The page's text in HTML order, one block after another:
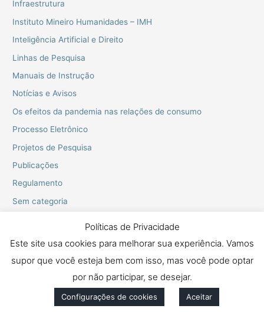
Infraestrutura
Instituto Mineiro Humanidades – IMH
Inteligência Artificial e Direito
Linhas de Pesquisa
Manuais de Instrução
Notícias e Avisos
Os efeitos da pandemia nas relações de consumo
Processo Eletrônico
Projetos de Pesquisa
Publicações
Regulamento
Sem categoria
Copyright © 2026 Mestrado e Doutorado em Proteção dos Direitos
Fundamentais
Política de Privacidade
Políticas de Privacidade
Este site usa cookies para melhorar sua experiência. Vamos
supor que você esteja bem com isso, mas você pode optar
por não participar, se desejar.
Configurações de cookies Aceitar